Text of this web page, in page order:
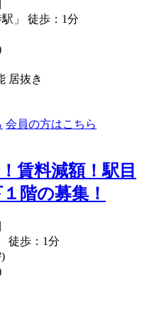
」 徒歩：1分
居抜き
会員の方はこちら
賃料減額！駅目
階の募集！
徒歩：1分